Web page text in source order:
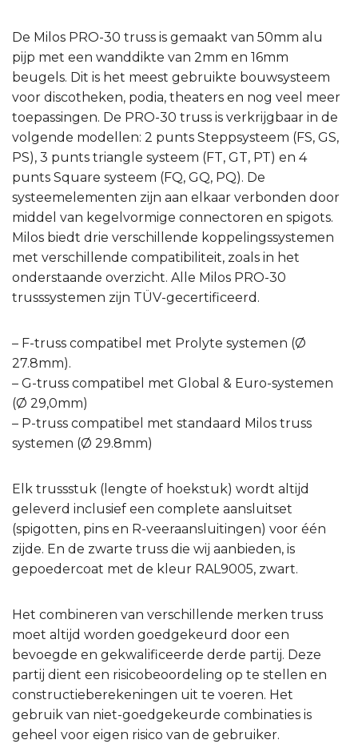
De Milos PRO-30 truss is gemaakt van 50mm alu
pijp met een wanddikte van 2mm en 16mm
beugels. Dit is het meest gebruikte bouwsysteem
voor discotheken, podia, theaters en nog veel meer
toepassingen. De PRO-30 truss is verkrijgbaar in de
volgende modellen: 2 punts Steppsysteem (FS, GS,
PS), 3 punts triangle systeem (FT, GT, PT) en 4
punts Square systeem (FQ, GQ, PQ). De
systeemelementen zijn aan elkaar verbonden door
middel van kegelvormige connectoren en spigots.
Milos biedt drie verschillende koppelingssystemen
met verschillende compatibiliteit, zoals in het
onderstaande overzicht. Alle Milos PRO-30
trusssystemen zijn TÜV-gecertificeerd.
– F-truss compatibel met Prolyte systemen (Ø
27.8mm).
– G-truss compatibel met Global & Euro-systemen
(Ø 29,0mm)
– P-truss compatibel met standaard Milos truss
systemen (Ø 29.8mm)
Elk trussstuk (lengte of hoekstuk) wordt altijd
geleverd inclusief een complete aansluitset
(spigotten, pins en R-veeraansluitingen) voor één
zijde. En de zwarte truss die wij aanbieden, is
gepoedercoat met de kleur RAL9005, zwart.
Het combineren van verschillende merken truss
moet altijd worden goedgekeurd door een
bevoegde en gekwalificeerde derde partij. Deze
partij dient een risicobeoordeling op te stellen en
constructieberekeningen uit te voeren. Het
gebruik van niet-goedgekeurde combinaties is
geheel voor eigen risico van de gebruiker.